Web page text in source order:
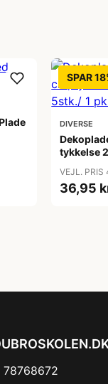
SPAR
DIVERSE
tykkelse
VEJL. PRIS
36,95
78768672